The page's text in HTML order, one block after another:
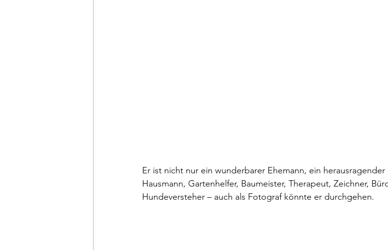
Er ist nicht nur ein wunderbarer Ehemann, ein
Hausmann, Gartenhelfer, Baumeister, Therapeut, Zeichner,
Hundeversteher – auch als Fotograf könnte er durchgehen.